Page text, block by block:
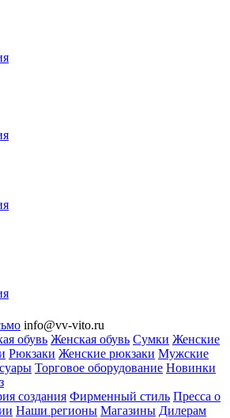
info@vv-vito.ru
обувь Женская обувь Сумки Женские
Рюкзаки Женские рюкзаки Мужские
Торговое оборудование Новинки
создания Фирменный стиль Пресса о
Наши регионы Магазины Дилерам